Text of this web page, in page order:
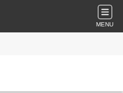
MENU